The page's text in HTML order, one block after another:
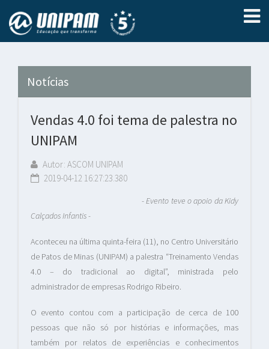
Notícias
Vendas 4.0 foi tema de palestra no
UNIPAM
Autor: ASCOM UNIPAM
2019-04-12 16:27:23.380
- Evento teve o apoio da Kidy
Calçados Infantis -
Aconteceu na última quinta-feira (11), no Centro Universitário
de Patos de Minas (UNIPAM) a palestra “Treinamento Vendas
4.0 – do tradicional ao digital”, ministrada pelo
administrador de empresas Rodrigo Ribeiro.
O evento contou com a participação de cerca de 100
pessoas que não só por histórias e informações, mas
também por relatos de experiências e conhecimentos